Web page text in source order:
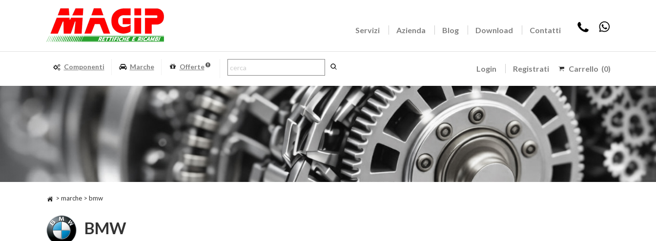
Servizi Azienda Blog Download Contatti
Login Registrati Carrello (0)
Componenti Marche Offerte
> marche > bmw
BMW